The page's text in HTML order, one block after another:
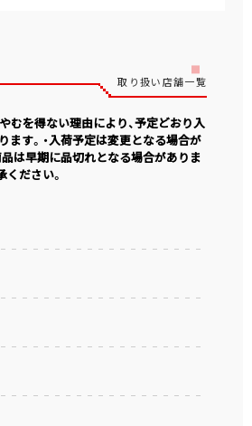
取り扱い店舗一覧
むを得ない理由により、予定どおり入
ます。・入荷予定は変更となる場合が
品は早期に品切れとなる場合がありま
ださい。